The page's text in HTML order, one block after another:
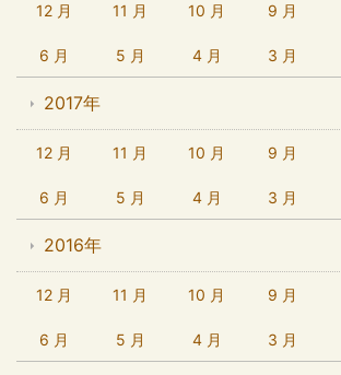
12 月 11 月 10 月 9 月
6 月 5 月 4 月 3 月
2017年
12 月 11 月 10 月 9 月
6 月 5 月 4 月 3 月
2016年
12 月 11 月 10 月 9 月
6 月 5 月 4 月 3 月